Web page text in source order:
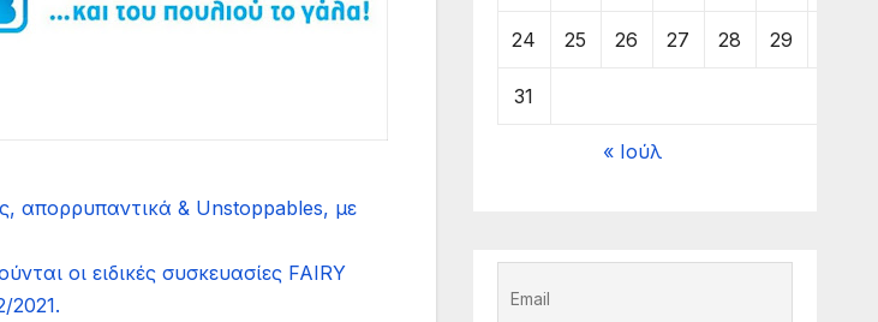
απορρυπαντικά & Unstoppables, με
οι ειδικές συσκευασίες FAIRY
2021.
24 25 26 27 28 29
31
« Ιούλ